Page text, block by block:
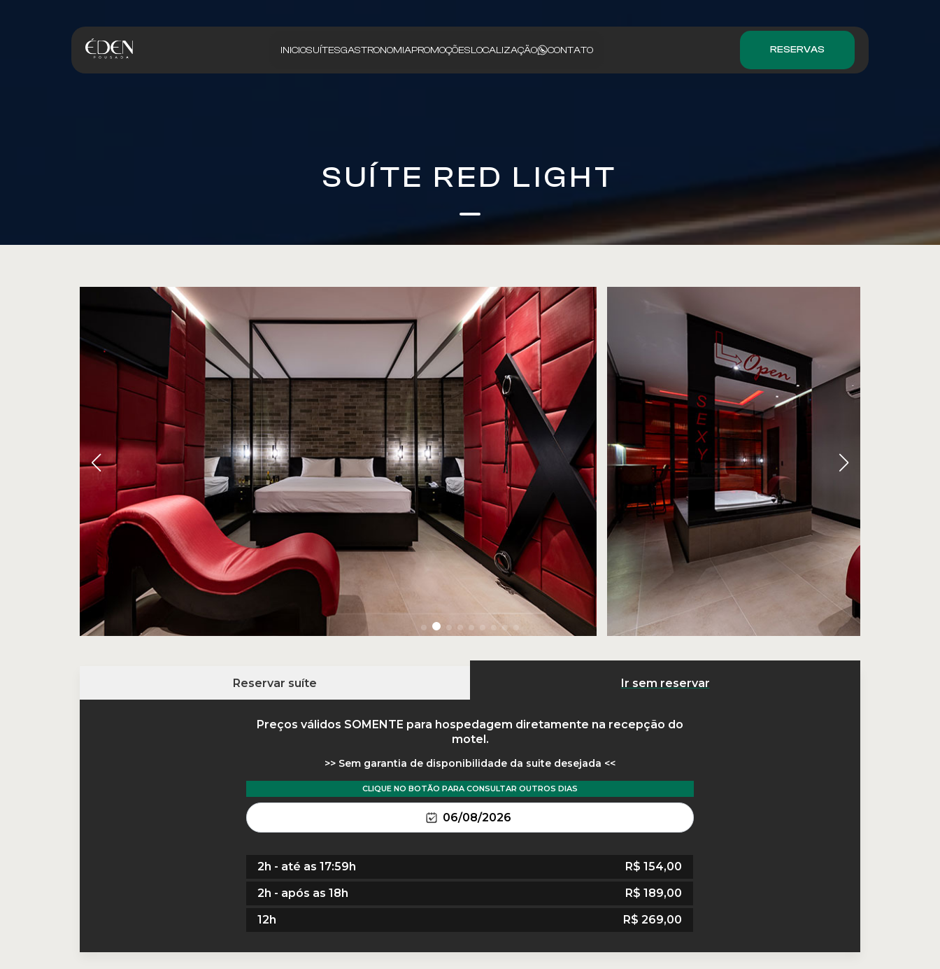
INICIOSUÍTESGASTRONOMIAPROMOÇÕESLOCALIZAÇÃO CONTATO RESERVAS
SUÍTE RED LIGHT
Reservar suíte Ir sem reservar
Preços válidos SOMENTE para hospedagem diretamente na recepção do
motel.
Sem garantia de disponibilidade da suite desejada
CLIQUE NO BOTÃO PARA CONSULTAR OUTROS DIAS
06/08/2026
2h - até as 17:59h R$154,00
2h - após as 18h R$189,00
12h
R$269,00